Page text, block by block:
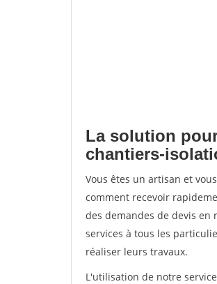
La solution
chantiers-
Vous êtes un artisan et
comment recevoir
des demandes de devis en
services à tous les
réaliser leurs travaux.
L'utilisation de notre